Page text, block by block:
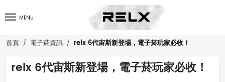
MENU
首頁 電子菸資訊 relx 6代宙斯新登場，電子菸玩家必收！
relx 6代宙斯新登場，電子菸玩家必收！